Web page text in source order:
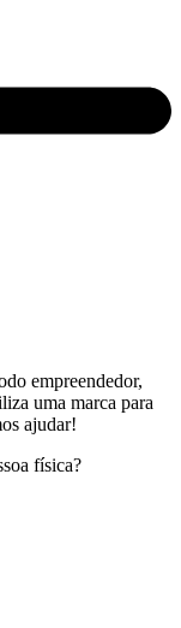
empreendedor,
uma marca para
ajudar!
física?